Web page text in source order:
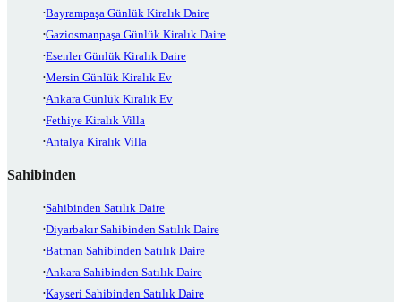
Bayrampaşa Günlük Kiralık Daire
Gaziosmanpaşa Günlük Kiralık Daire
Esenler Günlük Kiralık Daire
Mersin Günlük Kiralık Ev
Ankara Günlük Kiralık Ev
Fethiye Kiralık Villa
Antalya Kiralık Villa
Sahibinden
Sahibinden Satılık Daire
Diyarbakır Sahibinden Satılık Daire
Batman Sahibinden Satılık Daire
Ankara Sahibinden Satılık Daire
Kayseri Sahibinden Satılık Daire